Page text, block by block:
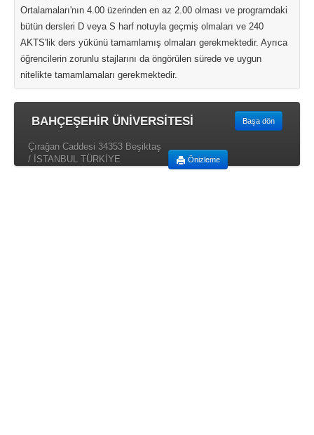
Ortalamaları'nın 4.00 üzerinden en az 2.00 olması ve programdaki
bütün dersleri D veya S harf notuyla geçmiş olmaları ve 240
AKTS'lik ders yükünü tamamlamış olmaları gerekmektedir. Ayrıca
öğrencilerin zorunlu stajlarını da öngörülen sürede ve uygun
nitelikte tamamlamaları gerekmektedir.
BAHÇEŞEHİR ÜNİVERSİTESİ Başa dön
Önizleme
Çırağan Caddesi 34353 Beşiktaş
/ İSTANBUL TÜRKİYE